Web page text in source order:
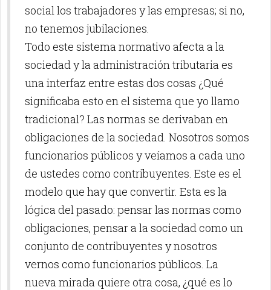
social los trabajadores y las empresas; si no,
no tenemos jubilaciones.
Todo este sistema normativo afecta a la
sociedad y la administración tributaria es
una interfaz entre estas dos cosas ¿Qué
significaba esto en el sistema que yo llamo
tradicional? Las normas se derivaban en
obligaciones de la sociedad. Nosotros somos
funcionarios públicos y veíamos a cada uno
de ustedes como contribuyentes. Este es el
modelo que hay que convertir. Esta es la
lógica del pasado: pensar las normas como
obligaciones, pensar a la sociedad como un
conjunto de contribuyentes y nosotros
vernos como funcionarios públicos. La
nueva mirada quiere otra cosa, ¿qué es lo